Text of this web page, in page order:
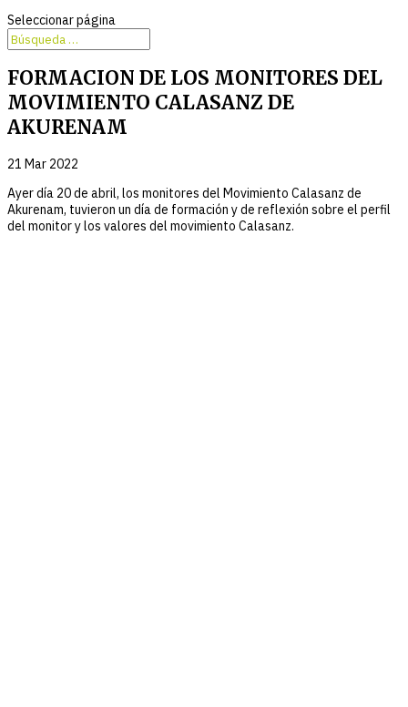
Seleccionar página
FORMACION DE LOS MONITORES DEL
MOVIMIENTO CALASANZ DE
AKURENAM
21 Mar 2022
Ayer día 20 de abril, los monitores del Movimiento Calasanz de
Akurenam, tuvieron un día de formación y de reflexión sobre el perfil
del monitor y los valores del movimiento Calasanz.